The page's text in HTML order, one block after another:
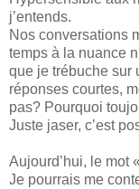
j’entends.
Nos conversations
temps à la nuance
que je trébuche sur
réponses courtes,
pas? Pourquoi
Juste jaser, c’est
Aujourd’hui, le mot
Je pourrais me